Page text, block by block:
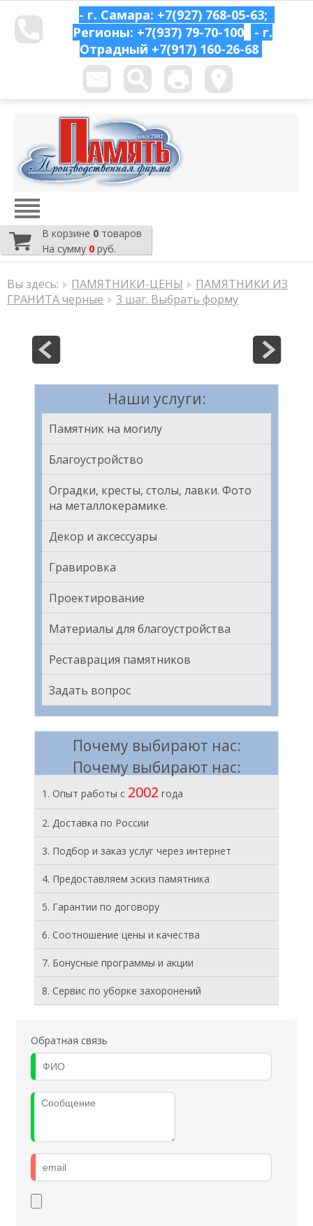
- г. Самара: +7(927) 768-05-63;
Регионы: +7(937) 79-70-100
- г.
Отрадный +7(917) 160-26-68
В корзине 0 товаров
На сумму 0 руб.
Вы здесь: ПАМЯТНИКИ-ЦЕНЫ
ПАМЯТНИКИ ИЗ
ГРАНИТА черные
3 шаг. Выбрать форму
Наши услуги:
Памятник на могилу
Благоустройство
Оградки, кресты, столы, лавки. Фото
на металлокерамике.
Декор и аксессуары
Гравировка
Проектирование
Материалы для благоустройства
Реставрация памятников
Задать вопрос
Почему выбирают нас:
Почему выбирают нас:
1. Опыт работы с 2002 года
2. Доставка по России
3. Подбор и заказ услуг через интернет
4. Предоставляем эскиз памятника
5. Гарантии по договору
6. Соотношение цены и качества
7. Бонусные программы и акции
8. Cервис по уборке захоронений
Обратная связь